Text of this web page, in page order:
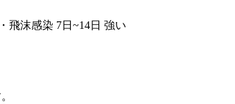
飛沫感染 7日~14日 強い